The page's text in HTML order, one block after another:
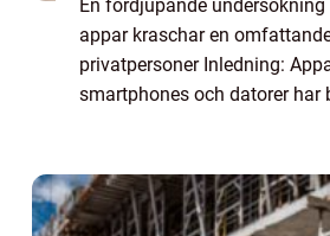
En fördjupande
appar kraschar en
privatpersoner Inledning:
smartphones och datorer har
...